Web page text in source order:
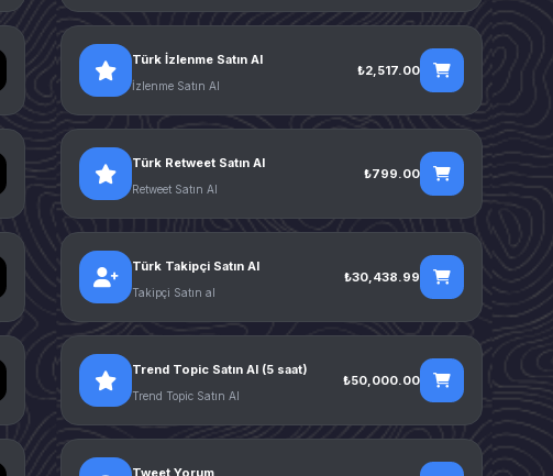
Türk İzlenme Satın Al
İzlenme Satın Al
₺2,517.00
Türk Retweet Satın Al
Retweet Satın Al
₺799.00
Türk Takipçi Satın Al
Takipçi Satın al
₺30,438.99
Trend Topic Satın Al (5 saat)
Trend Topic Satın Al
₺50,000.00